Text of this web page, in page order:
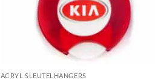
ACRYL SLEUTELHANGERS